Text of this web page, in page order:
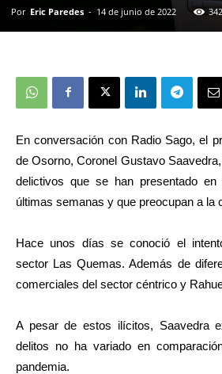
Por Eric Paredes - 14 de junio de 2022 342
En conversación con Radio Sago, el
de Osorno, Coronel Gustavo
delictivos que se han presentado
últimas semanas y que preocupan a la
Hace unos días se conoció el
sector Las Quemas. Además de
comerciales del sector céntrico y
A pesar de estos ilícitos, Saavedra
delitos no ha variado en
pandemia.